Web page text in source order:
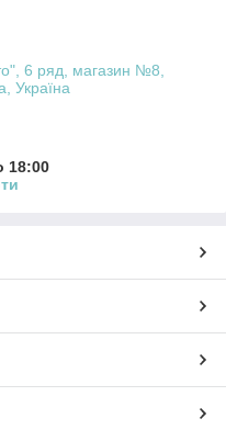
з однакових
зусиль з
Пуфі
значно
візерунків – від
6 ряд, магазин №8,
Україна
18:00